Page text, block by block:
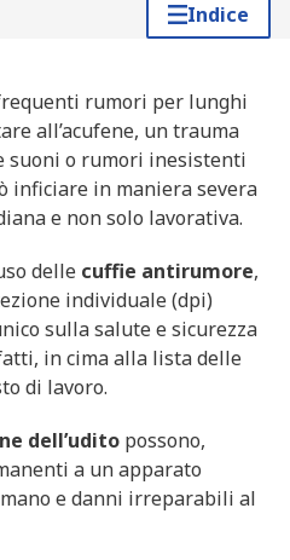
Indice
rumori per lunghi
all’acufene, un trauma
suoni o rumori inesistenti
inficiare in maniera severa
e non solo lavorativa.
delle cuffie antirumore,
individuale (dpi)
sulla salute e sicurezza
in cima alla lista delle
di lavoro.
dell’udito possono,
a un apparato
e danni irreparabili al